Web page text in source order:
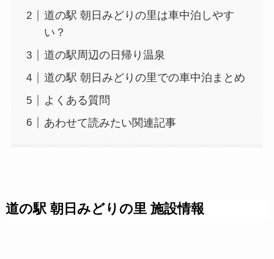
道の駅 朝日みどりの里は車中泊しやす
い？
道の駅周辺の日帰り温泉
道の駅 朝日みどりの里での車中泊まとめ
よくある質問
あわせて読みたい関連記事
道の駅 朝日みどりの里 施設情報